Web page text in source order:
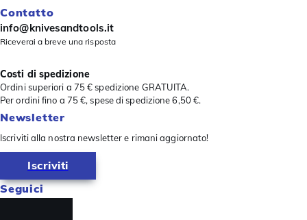
Contatto
info@knivesandtools.it
Riceverai a breve una risposta
Costi di spedizione
Ordini superiori a 75 € spedizione GRATUITA.
Per ordini fino a 75 €, spese di spedizione 6,50 €.
Newsletter
Iscriviti alla nostra newsletter e rimani aggiornato!
Iscriviti
Seguici